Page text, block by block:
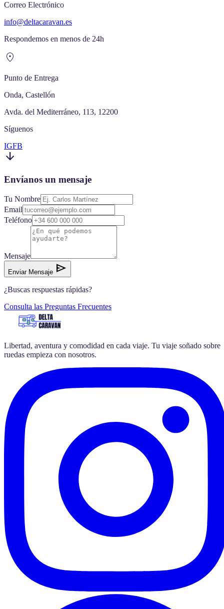
Correo Electrónico
info@deltacaravan.es
Respondemos en menos de 24h
location_on
Punto de Entrega
Onda, Castellón
Avda. del Mediterráneo, 113, 12200
Síguenos
IGFB
arrow_downward
Envíanos un mensaje
Tu Nombre
Email
Teléfono
Mensaje
Enviar Mensaje send
¿Buscas respuestas rápidas?
Consulta las Preguntas Frecuentes
Libertad, aventura y comodidad en cada viaje. Tu viaje soñado sobre
ruedas empieza con nosotros.